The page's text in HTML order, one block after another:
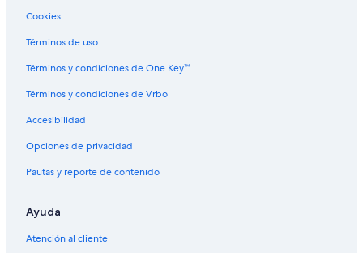
Apartamentos en Miramonte
Hoteles con spa en Miramonte
Hoteles baratos en Miramonte
Hoteles con vista en Miramonte
Hoteles de Motel 6 en Miramonte
Hoteles cerca de Giant Forest
Cookies
Términos de uso
Términos y condiciones de One Key™
Términos y condiciones de Vrbo
Accesibilidad
Opciones de privacidad
Pautas y reporte de contenido
Ayuda
Atención al cliente